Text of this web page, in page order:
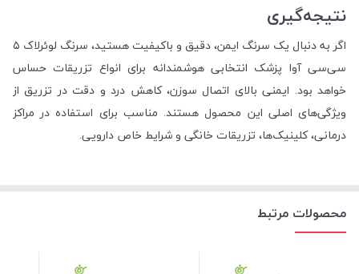
نتیجه‌گیری
اگر به دنبال یک سرنگ ایمن، دقیق و باکیفیت هستید، سرنگ لوئرلاک ۵
سی‌سی آوا پزشک انتخابی هوشمندانه برای انواع تزریقات حساس
خواهد بود. ایمنی بالای اتصال سوزن، کاهش درد و دقت در تزریق از
ویژگی‌های اصلی این محصول هستند. مناسب برای استفاده در مراکز
درمانی، کلینیک‌ها، تزریقات خانگی و شرایط خاص دارویی.
محصولات مرتبط